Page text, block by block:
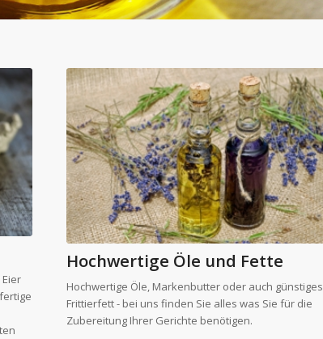
Hochwertige Öle und Fette
Hochwertige Öle, Markenbutter oder auch günstiges
Frittierfett - bei uns finden Sie alles was Sie für die
Zubereitung Ihrer Gerichte benötigen.